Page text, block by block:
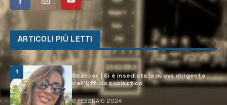
ARTICOLI PIÙ LETTI
1
Siracusa | Si è insediata la nuova dirigente
dell’Ufficio scolastico
6 FEBBRAIO 2024